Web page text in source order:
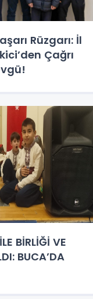
Rüzgarı: İl
Çağrı
BİRLİĞİ VE
BUCA’DA